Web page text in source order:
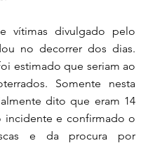
vítimas divulgado pelo
no decorrer dos dias.
estimado que seriam ao
Somente nesta
dito que eram 14
incidente e confirmado o
e da procura por